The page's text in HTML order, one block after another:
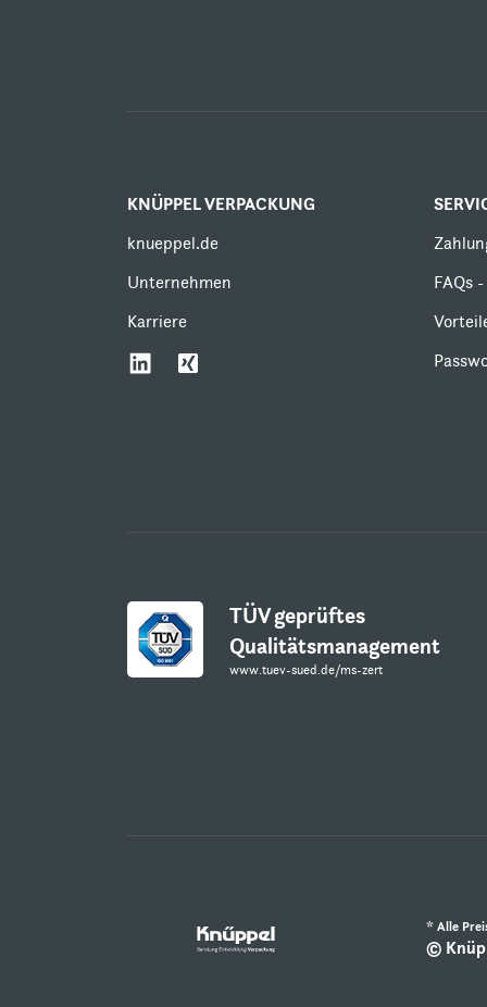
KNÜPPEL VERPACKUNG
knueppel.de
Unternehmen
Karriere
FAQs
TÜV geprüftes
Qualitätsmanagement
www.tuev-sued.de/ms-zert
* Alle
©